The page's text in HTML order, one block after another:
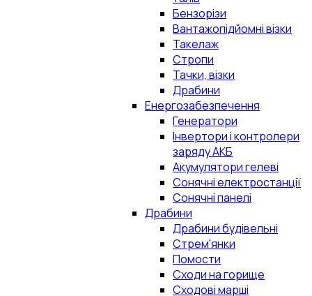
Бензорізи
Вантажопідйомні візки
Такелаж
Стропи
Тачки, візки
Драбини
Енергозабезпечення
Генератори
Інвертори і контролери
заряду АКБ
Акумулятори гелеві
Сонячні електростанції
Сонячні панелі
Драбини
Драбини будівельні
Стрем'янки
Помости
Сходи на горище
Сходові марші